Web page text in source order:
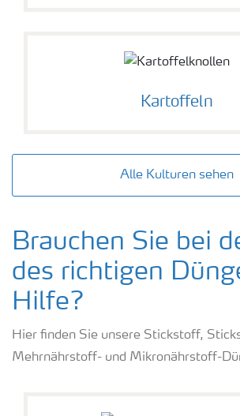
Kartoffeln
Alle Kulturen sehen
Brauchen Sie bei
des richtigen
Hilfe?
Hier finden Sie unsere Stickstoff,
Mehrnährstoff- und Mikronährstoff-